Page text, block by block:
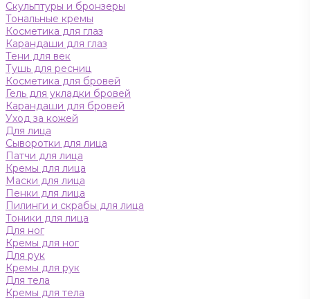
Скульптуры и бронзеры
Тональные кремы
Косметика для глаз
Карандаши для глаз
Тени для век
Тушь для ресниц
Косметика для бровей
Гель для укладки бровей
Карандаши для бровей
Уход за кожей
Для лица
Сыворотки для лица
Патчи для лица
Кремы для лица
Маски для лица
Пенки для лица
Пилинги и скрабы для лица
Тоники для лица
Для ног
Кремы для ног
Для рук
Кремы для рук
Для тела
Кремы для тела